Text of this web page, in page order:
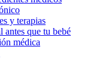
y terapias
antes que tu bebé
médica